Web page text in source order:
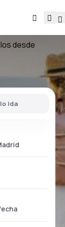
desde
ida